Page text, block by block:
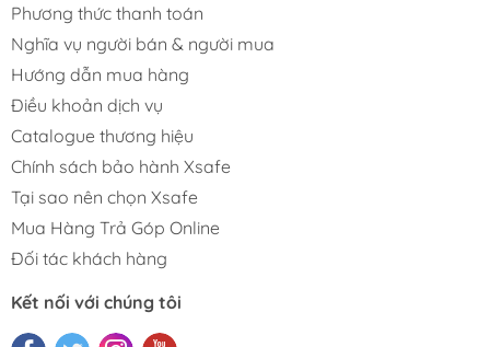
Phương thức thanh toán
Nghĩa vụ người bán & người mua
Hướng dẫn mua hàng
Điều khoản dịch vụ
Catalogue thương hiệu
Chính sách bảo hành Xsafe
Tại sao nên chọn Xsafe
Mua Hàng Trả Góp Online
Đối tác khách hàng
Kết nối với chúng tôi